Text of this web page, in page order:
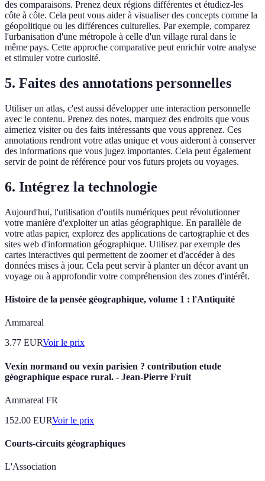
des comparaisons. Prenez deux régions différentes et étudiez-les
côte à côte. Cela peut vous aider à visualiser des concepts comme la
géopolitique ou les différences culturelles. Par exemple, comparez
l'urbanisation d'une métropole à celle d'un village rural dans le
même pays. Cette approche comparative peut enrichir votre analyse
et stimuler votre curiosité.
5. Faites des annotations personnelles
Utiliser un atlas, c'est aussi développer une interaction personnelle
avec le contenu. Prenez des notes, marquez des endroits que vous
aimeriez visiter ou des faits intéressants que vous apprenez. Ces
annotations rendront votre atlas unique et vous aideront à conserver
des informations que vous jugez importantes. Cela peut également
servir de point de référence pour vos futurs projets ou voyages.
6. Intégrez la technologie
Aujourd'hui, l'utilisation d'outils numériques peut révolutionner
votre manière d'exploiter un atlas géographique. En parallèle de
votre atlas papier, explorez des applications de cartographie et des
sites web d'information géographique. Utilisez par exemple des
cartes interactives qui permettent de zoomer et d'accéder à des
données mises à jour. Cela peut servir à planter un décor avant un
voyage ou à approfondir votre compréhension des zones d'intérêt.
Histoire de la pensée géographique, volume 1 : l'Antiquité
Ammareal
3.77 EURVoir le prix
Vexin normand ou vexin parisien ? contribution etude
géographique espace rural. - Jean-Pierre Fruit
Ammareal FR
152.00 EURVoir le prix
Courts-circuits géographiques
L'Association